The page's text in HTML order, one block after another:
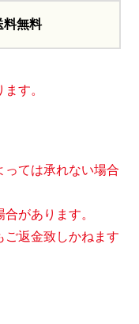
料無料
す。
ては承れない場合
があります。
返金致しかねます